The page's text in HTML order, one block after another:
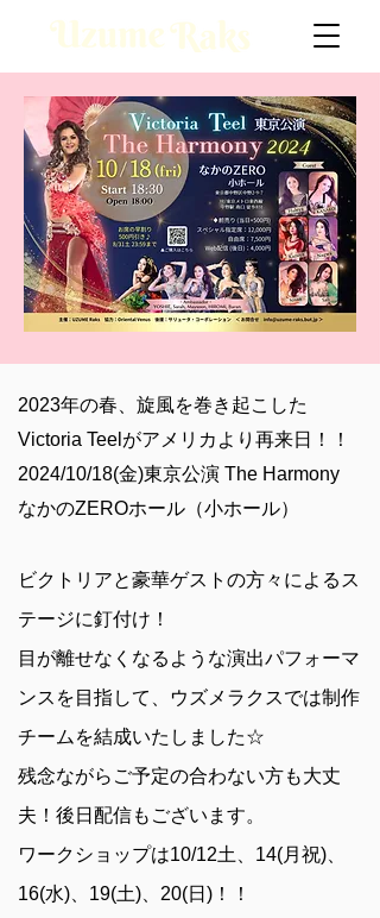
2023年の春、旋風を巻き起こした
Victoria Teelがアメリカより再来日！！
2024/10/18(金)東京公演 The Harmony
なかのZEROホール（小ホール）
ビクトリアと豪華ゲストの方々によるス
テージに釘付け！
目が離せなくなるような演出パフォーマ
ンスを目指して、
ウズメラクスでは制作
チームを結成いたしました☆
残念ながらご予定の合わない方も大丈
夫！ 後日配信もございます。
ワークショップは10/12土
、14(月祝)、
16(水)、19(土)、20(日)！！